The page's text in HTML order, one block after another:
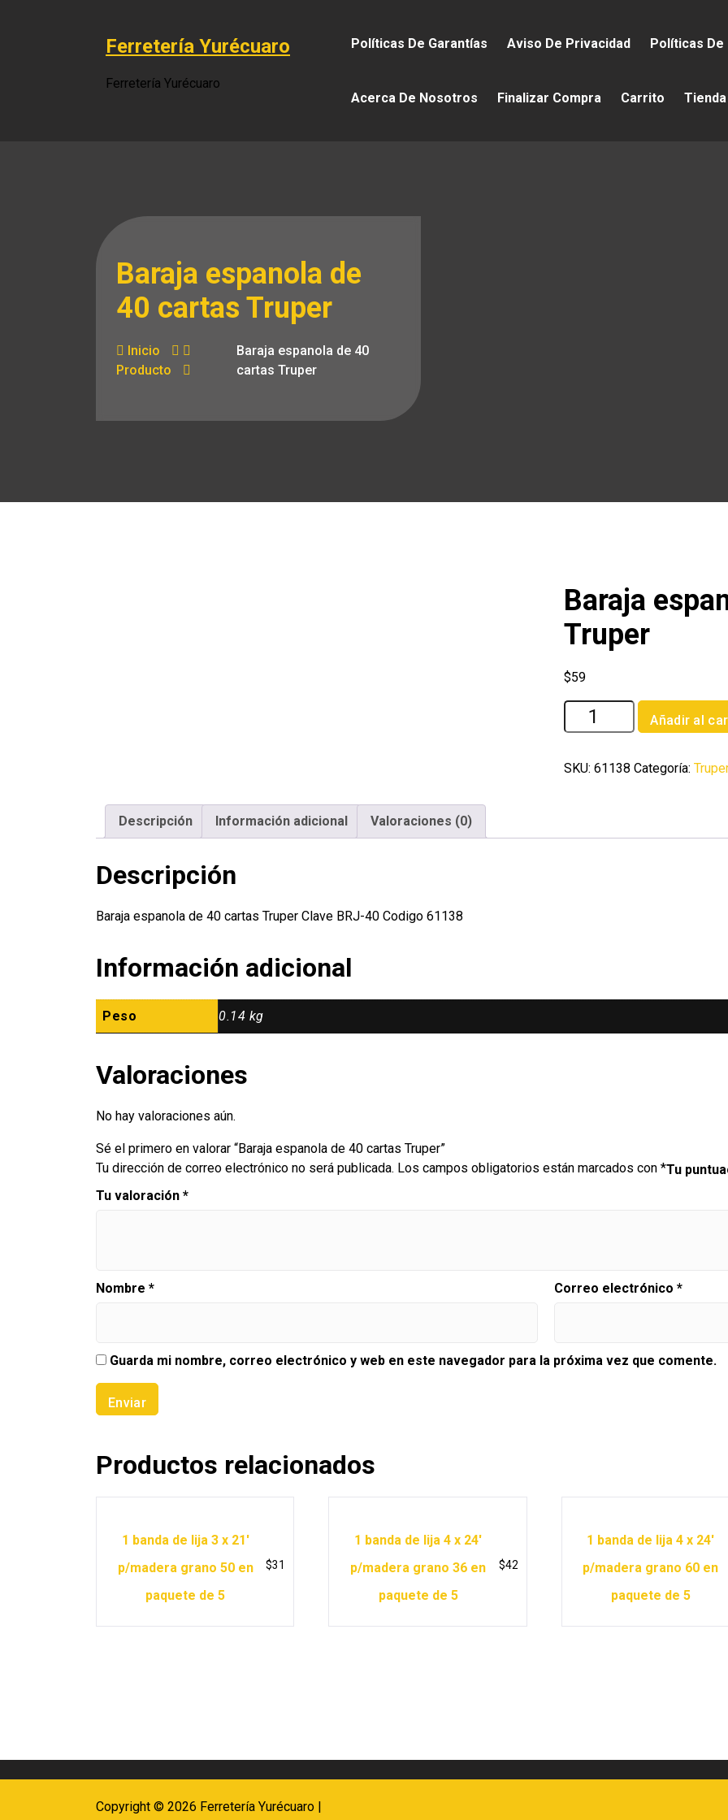
Ferretería Yurécuaro
Ferretería Yurécuaro
Políticas De Garantías Aviso De Privacidad Políticas De
Acerca De Nosotros Finalizar Compra Carrito
Baraja espanola de
40 cartas Truper
Inicio
Producto
Baraja espanola de 40
cartas Truper
Baraja
Truper
$59
Baraja
espanola
40
Añadir al
SKU:61138 Categoría:
Descripción Información adicional Valoraciones (0)
Descripción
Baraja espanola de 40 cartas Truper Clave BRJ-40 Codigo 61138
Información adicional
Peso 0.14 kg
Valoraciones
No hay valoraciones aún.
Sé el primero en valorar “Baraja espanola de 40 cartas Truper”
Tu dirección de correo electrónico no será publicada. Los campos obligatorios están marcados con *Tu
Tu valoración *
Nombre * Correo electrónico *
Guarda mi nombre, correo electrónico y web en este navegador para la próxima vez que comente.
Productos relacionados
1 banda de lija 3 x 21′
p/madera grano 50 en
paquete de 5
$31
1 banda de lija 4 x 24′
p/madera grano 36 en
paquete de 5
$42
1 banda de lija 4 x 24′
p/madera grano 60 en
paquete de 5
Copyright © 2026 Ferretería Yurécuaro |